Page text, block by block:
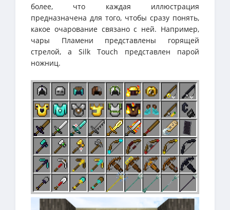
более, что каждая иллюстрация
предназначена для того, чтобы сразу понять,
какое очарование связано с ней. Например,
чары Пламени представлены горящей
стрелой, а Silk Touch представлен парой
ножниц.